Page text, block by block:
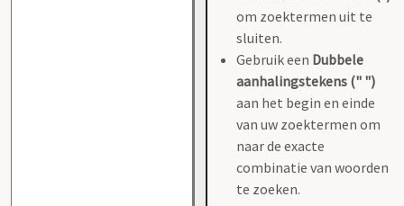
om zoektermen uit te
sluiten.
Gebruik een Dubbele
aanhalingstekens (" ")
aan het begin en einde
van uw zoektermen om
naar de exacte
combinatie van woorden
te zoeken.